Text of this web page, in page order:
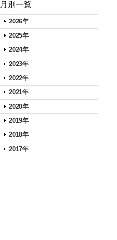
月別一覧
2026年
2025年
2024年
2023年
2022年
2021年
2020年
2019年
2018年
2017年